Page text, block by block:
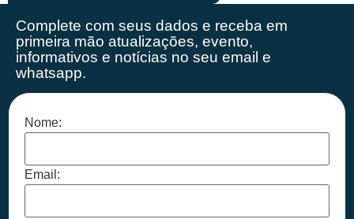
Complete com seus dados e receba em
primeira mão atualizações, evento,
informativos e notícias no seu email e
whatsapp.
Nome:
Email: